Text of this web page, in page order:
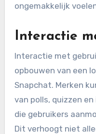
ongemakkelijk
Interactie
Interactie met
opbouwen van een
Snapchat. Merken
van polls, quizzen
die gebruikers
Dit verhoogt niet